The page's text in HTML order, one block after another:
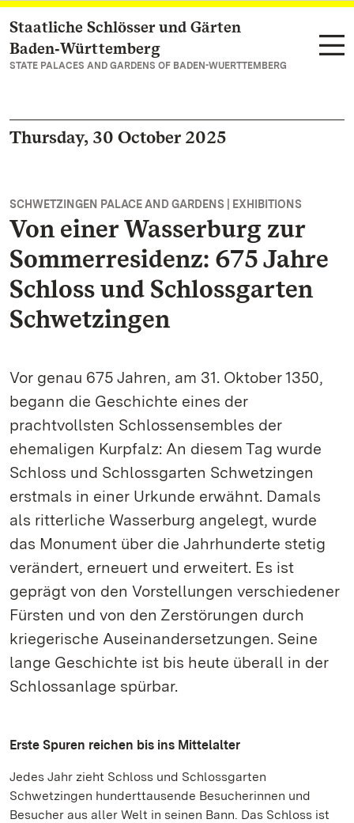
Navigate to main page
Staatliche Schlösser und Gärten
Baden‑Württemberg
STATE PALACES AND GARDENS OF BADEN-WUERTTEMBERG
Thursday, 30 October 2025
SCHWETZINGEN PALACE AND GARDENS | EXHIBITIONS
Von einer Wasserburg zur
Sommerresidenz: 675 Jahre
Schloss und Schlossgarten
Schwetzingen
Vor genau 675 Jahren, am 31. Oktober 1350,
begann die Geschichte eines der
prachtvollsten Schlossensembles der
ehemaligen Kurpfalz: An diesem Tag wurde
Schloss und Schlossgarten Schwetzingen
erstmals in einer Urkunde erwähnt. Damals
als ritterliche Wasserburg angelegt, wurde
das Monument über die Jahrhunderte stetig
verändert, erneuert und erweitert. Es ist
geprägt von den Vorstellungen verschiedener
Fürsten und von den Zerstörungen durch
kriegerische Auseinandersetzungen. Seine
lange Geschichte ist bis heute überall in der
Schlossanlage spürbar.
Erste Spuren reichen bis ins Mittelalter
Jedes Jahr zieht Schloss und Schlossgarten
Schwetzingen hunderttausende Besucherinnen und
Besucher aus aller Welt in seinen Bann. Das Schloss ist